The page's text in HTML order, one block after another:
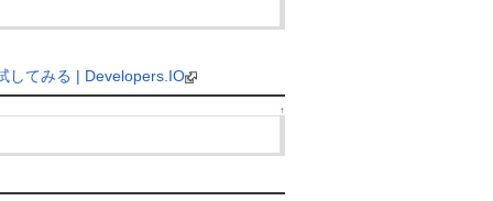
してみる | Developers.IO
↑